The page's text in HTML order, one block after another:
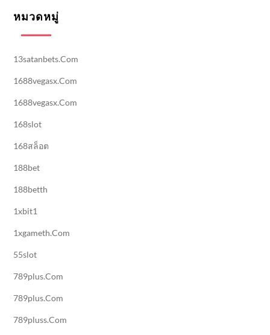
หมวดหมู่
13satanbets.com
1688vegasx.com
1688vegasx.com
168slot
168สล็อต
188bet
188betth
1xbit1
1xgameth.com
55slot
789plus.com
789plus.com
789pluss.com